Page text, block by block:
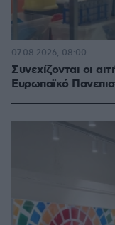
Συνεχίζονται οι
Ευρωπαϊκό
07.08.2026, 08:00